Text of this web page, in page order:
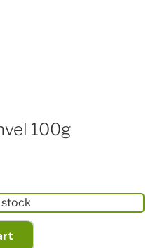
100g
stock